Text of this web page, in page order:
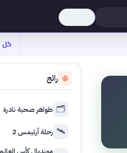
كل
رائج
🗂️ ظواهر صحية نادرة
🛰️ رحلة أرتيمس 2